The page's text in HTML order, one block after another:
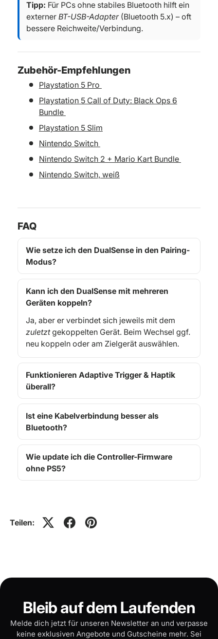
Tipp: Für PCs ohne stabiles Bluetooth hilft ein
externer BT-USB-Adapter(Bluetooth 5.x) – oft
bessere Reichweite/Verbindung.
Zubehör-Empfehlungen
Playstation 5 Pro
Playstation 5 Call of Duty: Black Ops 6
Bundle
Playstation 5 Slim
Nintendo Switch
Nintendo Switch 2 + Mario Kart Bundle
Nintendo Switch, weiß
FAQ
Wie setze ich den DualSense in den Pairing-
Modus?
Kann ich den DualSense mit mehreren
Geräten koppeln?
Ja, aber er verbindet sich jeweils mit dem
zuletztgekoppelten Gerät. Beim Wechsel ggf.
neu koppeln oder am Zielgerät auswählen.
Funktionieren Adaptive Trigger & Haptik
überall?
Ist eine Kabelverbindung besser als
Bluetooth?
Wie update ich die Controller-Firmware
ohne PS5?
Teilen:
Bleib auf dem Laufenden
Melde dich jetzt für unseren Newsletter an und verpasse
keine exklusiven Angebote und Gutscheine mehr. Sei